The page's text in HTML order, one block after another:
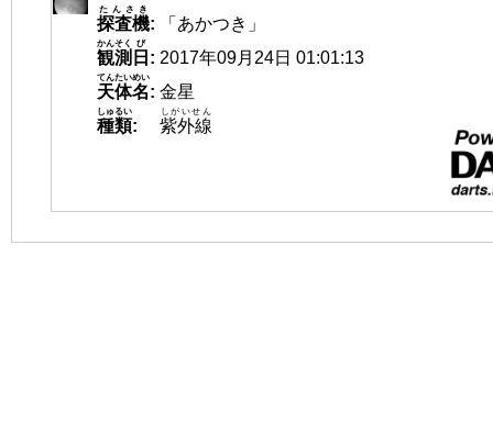
探査機
たんさき
:
「あかつき」
観測
かんそく
日
び
: 2017年09月24日 01:01:13
天体名
てんたいめい
: 金星
種類
しゅるい
: 紫外線
しがいせん